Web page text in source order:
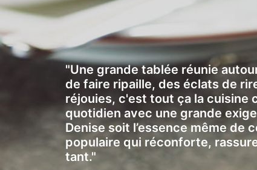
"Une grande tablée réunie
de faire ripaille, des éclats de
réjouies, c'est tout ça la cuisine
quotidien avec une grande
Denise soit l’essence même de
populaire qui réconforte,
tant."